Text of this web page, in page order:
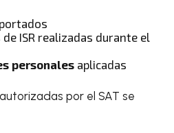
ISR realizadas durante el
personales aplicadas
por el SAT se